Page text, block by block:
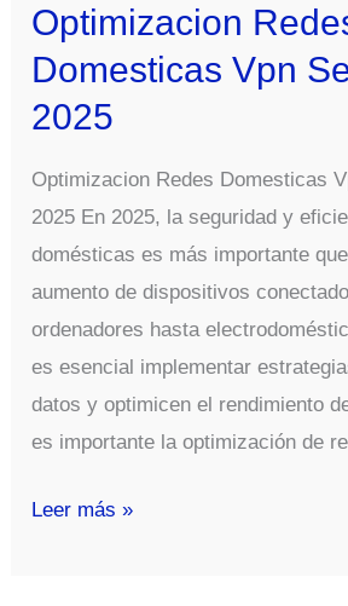
Optimizacion
Domesticas Vpn
2025
Optimizacion Redes Domesticas
2025 En 2025, la seguridad y
domésticas es más importante
aumento de dispositivos
ordenadores hasta
es esencial implementar
datos y optimicen el rendimiento
es importante la optimización de
Optimizacion
Leer más »